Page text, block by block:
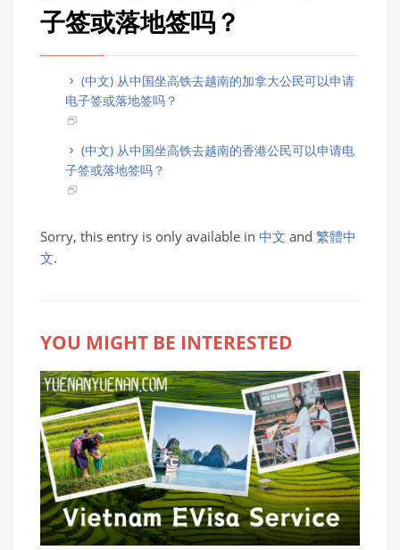
子签或落地签吗？
(中文) 从中国坐高铁去越南的加拿大公民可以申请
电子签或落地签吗？
(中文) 从中国坐高铁去越南的香港公民可以申请电
子签或落地签吗？
Sorry, this entry is only available in 中文 and 繁體中
文.
YOU MIGHT BE INTERESTED